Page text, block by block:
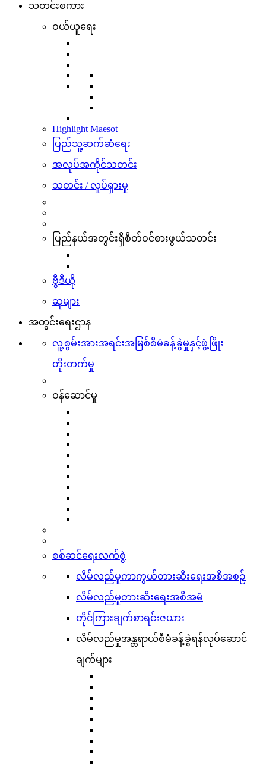
သတင်းစကား
ဝယ်ယူရေး
Highlight Maesot
ပြည်သူ့ဆက်ဆံရေး
အလုပ်အကိုင်သတင်း
သတင်း / လှုပ်ရှားမှု
ပြည်နယ်အတွင်းရှိစိတ်ဝင်စားဖွယ်သတင်း
ဗွီဒီယို
ဆုများ
အတွင်းရေးဌာန
လူ့စွမ်းအားအရင်းအမြစ်စီမံခန့်ခွဲမှုနှင့်ဖွံ့ဖြိုး
တိုးတက်မှု
ဝန်ဆောင်မှု
စစ်ဆင်ရေးလက်စွဲ
လိမ်လည်မှုကာကွယ်တားဆီးရေးအစီအစဉ်
လိမ်လည်မှုတားဆီးရေးအစီအမံ
တိုင်ကြားချက်စာရင်းဇယား
လိမ်လည်မှုအန္တရာယ်စီမံခန့်ခွဲရန်လုပ်ဆောင်
ချက်များ